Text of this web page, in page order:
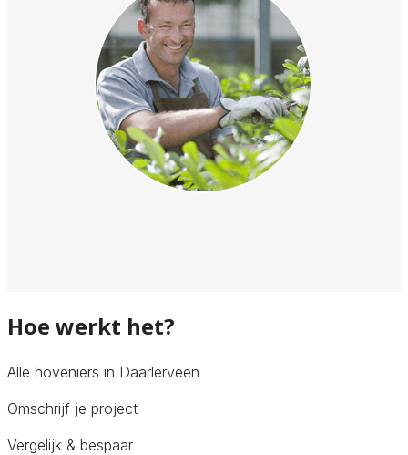
Hoe werkt het?
Alle hoveniers in Daarlerveen
Omschrijf je project
Vergelijk & bespaar